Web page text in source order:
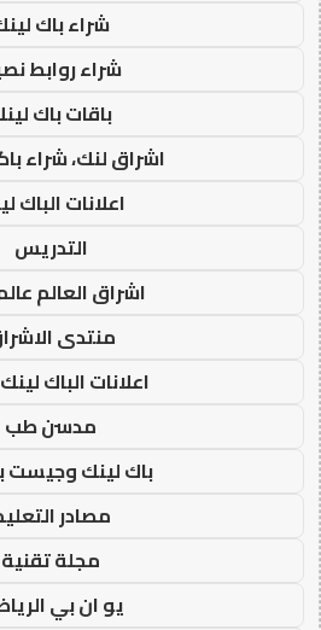
شراء باك
شراء روابط
باقات باك
اشراق لنك، شراء
اعلانات الباك
التدريس
اشراق العالم
منتدى
اعلانات الباك لينك
مدسن طب
باك لينك
مصادر
مجلة تقنية
يو ان بي